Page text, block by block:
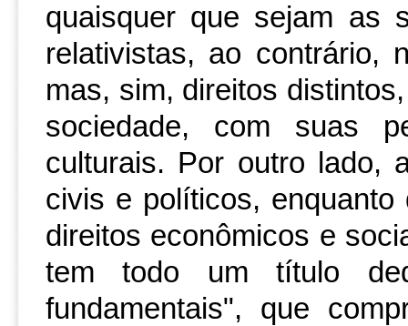
quaisquer que sejam as
relativistas, ao contrário,
mas, sim, direitos
sociedade, com suas
culturais. Por outro lado,
civis e políticos,
direitos econômicos e
tem todo um título
fundamentais", que